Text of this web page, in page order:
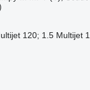
120; 1.5 Multijet